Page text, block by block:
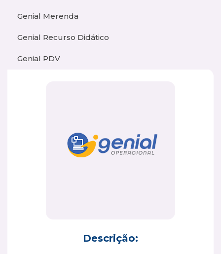
Genial Merenda
Genial Recurso Didático
Genial PDV
Descrição: